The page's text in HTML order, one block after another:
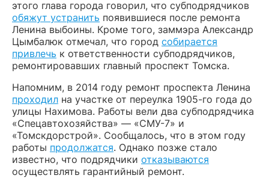
этого глава города говорил, что субподрядчиков
обяжут устранить появившиеся после ремонта
Ленина выбоины. Кроме того, заммэра Александр
Цымбалюк отмечал, что город собирается
привлечь к ответственности субподрядчиков,
ремонтировавших главный проспект Томска.
Напомним, в 2014 году ремонт проспекта Ленина
проходил на участке от переулка 1905-го года до
улицы Нахимова. Работы вели два субподрядчика
«Спецавтохозяйства» — «СМУ-7» и
«Томскдорстрой». Сообщалось, что в этом году
работы продолжатся. Однако позже стало
известно, что подрядчики отказываются
осуществлять гарантийный ремонт.